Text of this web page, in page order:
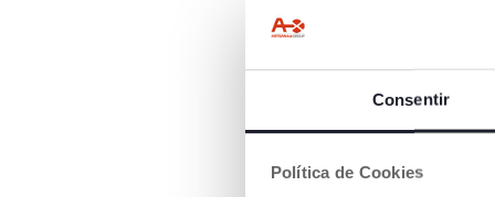
Consentir
Política de Cookies